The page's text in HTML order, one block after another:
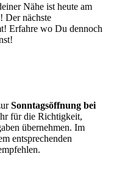
Nähe ist heute am
Der nächste
Erfahre wo Du dennoch
Sonntagsöffnung bei
für die Richtigkeit,
übernehmen. Im
entsprechenden